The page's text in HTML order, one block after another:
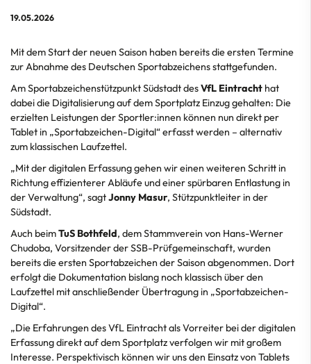
19.05.2026
Mit dem Start der neuen Saison haben bereits die ersten Termine
zur Abnahme des Deutschen Sportabzeichens stattgefunden.
Am Sportabzeichenstützpunkt Südstadt desVfL Eintracht hat
dabei die Digitalisierung auf dem Sportplatz Einzug gehalten: Die
erzielten Leistungen der Sportler:innen können nun direkt per
Tablet in „Sportabzeichen-Digital“ erfasst werden – alternativ
zum klassischen Laufzettel.
„Mit der digitalen Erfassung gehen wir einen weiteren Schritt in
Richtung effizienterer Abläufe und einer spürbaren Entlastung in
der Verwaltung“, sagtJonny Masur, Stützpunktleiter in der
Südstadt.
Auch beimTuS Bothfeld, dem Stammverein von Hans-Werner
Chudoba, Vorsitzender der SSB-Prüfgemeinschaft, wurden
bereits die ersten Sportabzeichen der Saison abgenommen. Dort
erfolgt die Dokumentation bislang noch klassisch über den
Laufzettel mit anschließender Übertragung in „Sportabzeichen-
Digital“.
„Die Erfahrungen des VfL Eintracht als Vorreiter bei der digitalen
Erfassung direkt auf dem Sportplatz verfolgen wir mit großem
Interesse. Perspektivisch können wir uns den Einsatz von Tablets